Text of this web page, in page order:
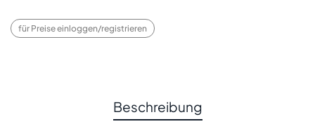
für Preise einloggen/registrieren
Beschreibung